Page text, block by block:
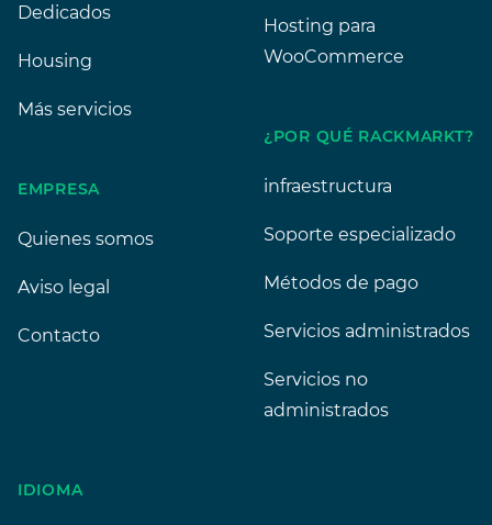
Dedicados
Housing
Más servicios
EMPRESA
Quienes somos
Aviso legal
Contacto
Hosting para
WooCommerce
¿POR QUÉ RACKMARKT?
infraestructura
Soporte especializado
Métodos de pago
Servicios administrados
Servicios no
administrados
IDIOMA